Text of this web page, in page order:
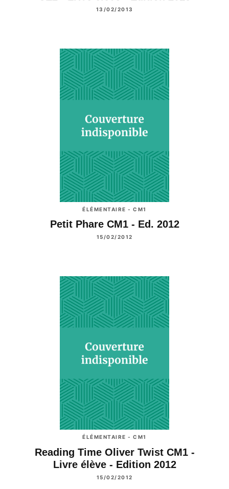
13/02/2013
ÉLÉMENTAIRE - CM1
Petit Phare CM1 - Ed. 2012
15/02/2012
ÉLÉMENTAIRE - CM1
Reading Time Oliver Twist CM1 -
Livre élève - Edition 2012
15/02/2012